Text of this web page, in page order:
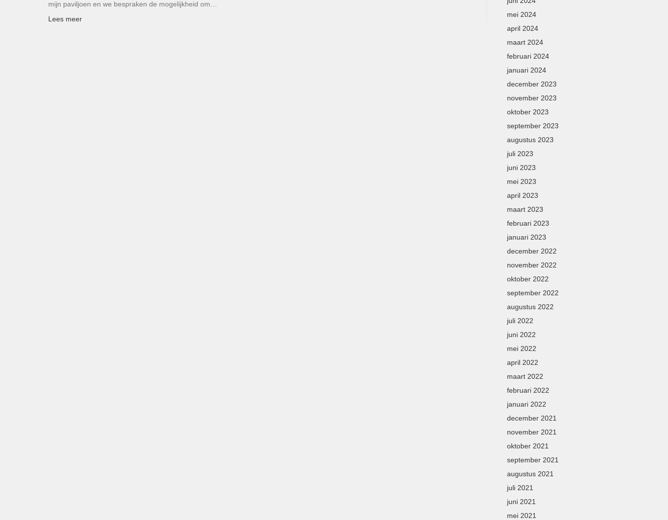
mijn paviljoen en we bespraken de mogelijkheid om…
Lees meer
mei 2024
april 2024
maart 2024
februari 2024
januari 2024
december 2023
november 2023
oktober 2023
september 2023
augustus 2023
juli 2023
juni 2023
mei 2023
april 2023
maart 2023
februari 2023
januari 2023
december 2022
november 2022
oktober 2022
september 2022
augustus 2022
juli 2022
juni 2022
mei 2022
april 2022
maart 2022
februari 2022
januari 2022
december 2021
november 2021
oktober 2021
september 2021
augustus 2021
juli 2021
juni 2021
mei 2021